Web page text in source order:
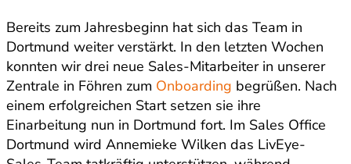
Bereits zum Jahresbeginn hat sich das Team in
Dortmund weiter verstärkt. In den letzten Wochen
konnten wir drei neue Sales-Mitarbeiter in unserer
Zentrale in Föhren zum Onboarding begrüßen. Nach
einem erfolgreichen Start setzen sie ihre
Einarbeitung nun in Dortmund fort. Im Sales Office
Dortmund wird Annemieke Wilken das LivEye-